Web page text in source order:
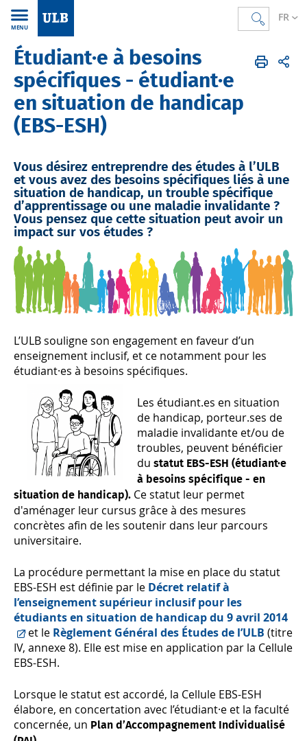
FR
MENU
Accueil FR Étudier
Aides, services et accompagnement
Accompagnement des étudiants à besoin spécifique
Étudiants en situation de handicap
Étudiant·e à besoins
spécifiques - étudiant·e
en situation de handicap
(EBS-ESH)
Vous désirez entreprendre des études à l’ULB
et vous avez des besoins spécifiques liés à une
situation de handicap, un trouble spécifique
d’apprentissage ou une maladie invalidante ?
Vous pensez que cette situation peut avoir un
impact sur vos études ?
L’ULB souligne son engagement en faveur d’un
enseignement inclusif, et ce notamment pour les
étudiant·es à besoins spécifiques.
Les étudiant.es en situation
de handicap, porteur.ses de
maladie invalidante et/ou de
troubles, peuvent bénéficier
du statut EBS-ESH (étudiant·e
à besoins spécifique - en
situation de handicap). Ce statut leur permet
d'aménager leur cursus grâce à des mesures
concrètes afin de les soutenir dans leur parcours
universitaire.
La procédure permettant la mise en place du statut
EBS-ESH est définie par le Décret relatif à
l’enseignement supérieur inclusif pour les
étudiants en situation de handicap du 9 avril 2014
et le Règlement Général des Études de l’ULB (titre
IV, annexe 8). Elle est mise en application par la Cellule
EBS-ESH.
Lorsque le statut est accordé, la Cellule EBS-ESH
élabore, en concertation avec l’étudiant·e et la faculté
concernée, un Plan d’Accompagnement Individualisé